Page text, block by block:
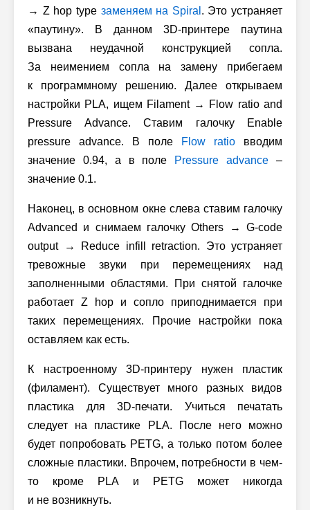
→ Z hop type заменяем на Spiral . Это устраняет
«паутину». В данном 3D-принтере паутина
вызвана неудачной конструкцией сопла.
За неимением сопла на замену прибегаем
к программному решению. Далее открываем
настройки PLA, ищем Filament → Flow ratio and
Pressure Advance. Ставим галочку Enable
pressure advance. В поле
Flow ratio вводим
значение 0.94, а в поле
Pressure advance –
значение 0.1.
Наконец, в основном окне слева ставим галочку
Advanced и снимаем галочку Others → G-code
output → Reduce infill retraction. Это устраняет
тревожные звуки при перемещениях над
заполненными областями. При снятой галочке
работает Z hop и сопло приподнимается при
таких перемещениях. Прочие настройки пока
оставляем как есть.
К настроенному 3D-принтеру нужен пластик
(филамент). Существует много разных видов
пластика для 3D-печати. Учиться печатать
следует на пластике PLA. После него можно
будет попробовать PETG, а только потом более
сложные пластики. Впрочем, потребности в чем-
то кроме PLA и PETG может никогда
и не возникнуть.